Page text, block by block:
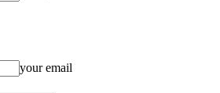
your email